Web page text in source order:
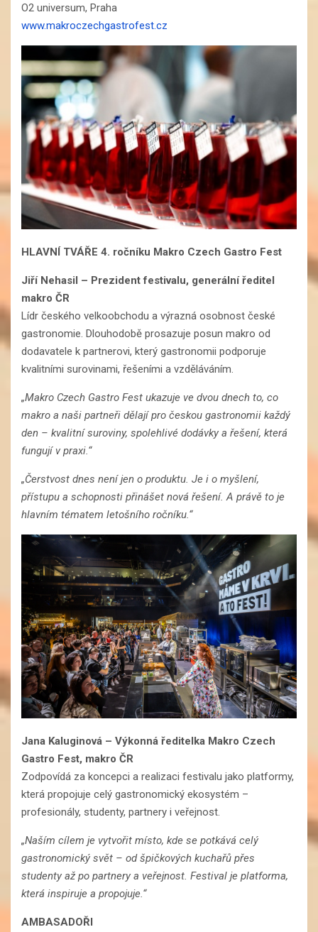
O2 universum, Praha
www.makroczechgastrofest.cz
HLAVNÍ TVÁŘE 4. ročníku Makro Czech Gastro Fest
Jiří Nehasil – Prezident festivalu, generální ředitel
makro ČR
Lídr českého velkoobchodu a výrazná osobnost české
gastronomie. Dlouhodobě prosazuje posun makro od
dodavatele k partnerovi, který gastronomii podporuje
kvalitními surovinami, řešeními a vzděláváním.
„Makro Czech Gastro Fest ukazuje ve dvou dnech to, co
makro a naši partneři dělají pro českou gastronomii každý
den – kvalitní suroviny, spolehlivé dodávky a řešení, která
fungují v praxi.“
„Čerstvost dnes není jen o produktu. Je i o myšlení,
přístupu a schopnosti přinášet nová řešení. A právě to je
hlavním tématem letošního ročníku.“
Jana Kaluginová – Výkonná ředitelka Makro Czech
Gastro Fest, makro ČR
Zodpovídá za koncepci a realizaci festivalu jako platformy,
která propojuje celý gastronomický ekosystém –
profesionály, studenty, partnery i veřejnost.
„Naším cílem je vytvořit místo, kde se potkává celý
gastronomický svět – od špičkových kuchařů přes
studenty až po partnery a veřejnost. Festival je platforma,
která inspiruje a propojuje.“
AMBASADOŘI